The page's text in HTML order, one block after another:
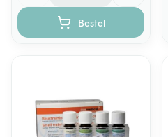
Bestel